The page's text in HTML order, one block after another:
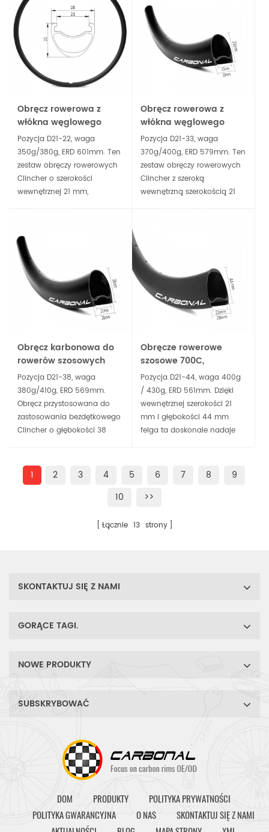
wygrywania sprintów,
czasówek, triathlonów i
wyścigów na torze.
Rimwystarczająco trwałe do
szkolenia, wyścigów
drogowych, triathlon.
Obręcz rowerowa z
włókna węglowego
700c, szerokość
wewnętrzna 21 mm,
głębokość 22 mm
Pozycja D21-22, waga
350g/380g, ERD 601mm. Ten
zestaw obręczy rowerowych
Clincher o szerokości
wewnętrznej 21 mm,
szeroką i stabilną platformę
dla wszystkiego, od rowerów
szosowych po opony do
rowerów szutrowych.
Obręcz rowerowa z
włókna węglowego
700c, szerokość
wewnętrzna 21 mm,
głębokość 33 mm
Pozycja D21-33, waga
370g/400g, ERD 579mm. Ten
zestaw obręczy rowerowych
Clincher z szeroką
wewnętrzną szerokością 21
dla wszystkiego, od rowerów
szosowych po opony do
rowerów szutrowych.
Obręcz karbonowa do
rowerów szosowych
Aero, szerokość 21 mm,
głębokość 38 mm,
bezdętkowa
Pozycja D21-38, waga
380g/410g, ERD 569mm.
Obręcz przystosowana do
zastosowania bezdętkowego
Clincher o głębokości 38
może pomieścić większe
opony i zapewnia kierowcy
Obręcze rowerowe
szosowe 700C,
szerokość 21 mm i
głębokość 44 mm,
symetryczny hamulec
tarczowy Clincher
Pozycja D21-44, waga 400g
/ 430g, ERD 561mm. Dzięki
wewnętrznej szerokości 21
mm i głębokości 44 mm
felga ta doskonale nadaje
wyścigów. Szerokość jest
wszechstronna, aby
25-28c i rozjaśnić rower
1 2 3 4 5 6 7 8
9
10
>>
Łącznie 13 strony
SKONTAKTUJ SIĘ Z NAMI
GORĄCE TAGI.
NOWE PRODUKTY
SUBSKRYBOWAĆ
DOM PRODUKTY
POLITYKA PRYWATNOŚCI
POLITYKA GWARANCYJNA
O NAS
SKONTAKTUJ SIĘ Z NAMI